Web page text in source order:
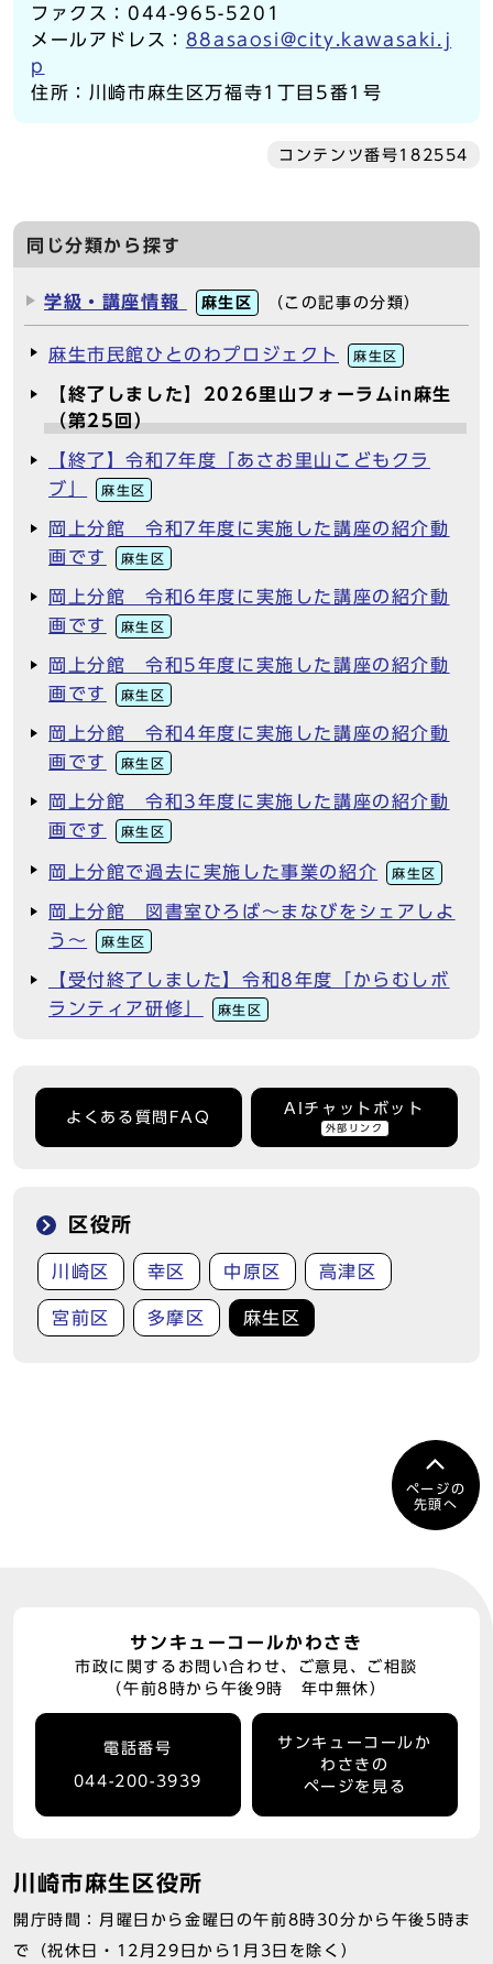
ファクス：044-965-5201
メールアドレス： 88asaosi@city.kawasaki.j
p
住所：川崎市麻生区万福寺1丁目5番1号
コンテンツ番号182554
同じ分類から探す
学級・講座情報 麻生区 （この記事の分類）
麻生市民館ひとのわプロジェクト 麻生区
【終了しました】2026里山フォーラムin麻生
（第25回）
【終了】令和7年度「あさお里山こどもクラ
ブ」
麻生区
岡上分館 令和7年度に実施した講座の紹介動
画です
麻生区
岡上分館 令和6年度に実施した講座の紹介動
画です
麻生区
岡上分館 令和5年度に実施した講座の紹介動
画です
麻生区
岡上分館 令和4年度に実施した講座の紹介動
画です
麻生区
岡上分館 令和3年度に実施した講座の紹介動
画です
麻生区
岡上分館で過去に実施した事業の紹介 麻生区
岡上分館 図書室ひろば～まなびをシェアしよ
う～
麻生区
【受付終了しました】令和8年度「からむしボ
ランティア研修」
麻生区
よくある質問FAQ
AIチャットボット
外部リンク
区役所
川崎区 幸区 中原区 高津区
宮前区 多摩区 麻生区
ページの
先頭へ
サンキューコールかわさき
市政に関するお問い合わせ、ご意見、ご相談
（午前8時から午後9時 年中無休）
電話番号
044-200-3939
サンキューコールか
わさきの
ページを見る
川崎市麻生区役所
開庁時間：月曜日から金曜日の午前8時30分から午後5時ま
で（祝休日・12月29日から1月3日を除く）